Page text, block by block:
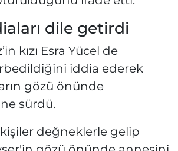
dile getirdi
kızı Esra Yücel de
iddia ederek
gözü önünde
sürdü.
değneklerle gelip